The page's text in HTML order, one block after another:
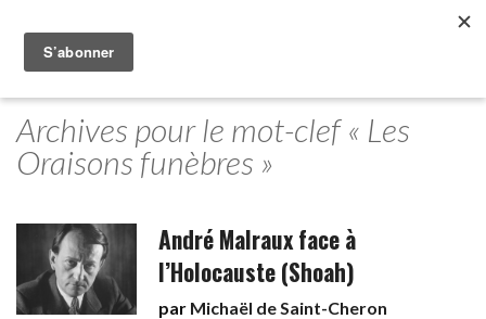
Archives pour le mot-clef « Les
Oraisons funèbres »
André Malraux face à
l’Holocauste (Shoah)
par Michaël de Saint-Cheron